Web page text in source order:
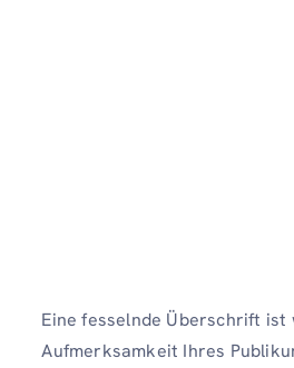
Eine fesselnde Überschrift ist
Aufmerksamkeit Ihres